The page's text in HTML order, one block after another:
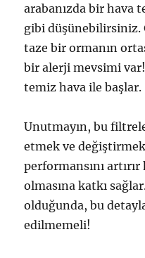
arabanızda bir hava
gibi düşünebilirsiniz.
taze bir ormanın
bir alerji mevsimi var!
temiz hava ile başlar.
Unutmayın, bu
etmek ve
performansını
olmasına katkı
olduğunda, bu
edilmemeli!